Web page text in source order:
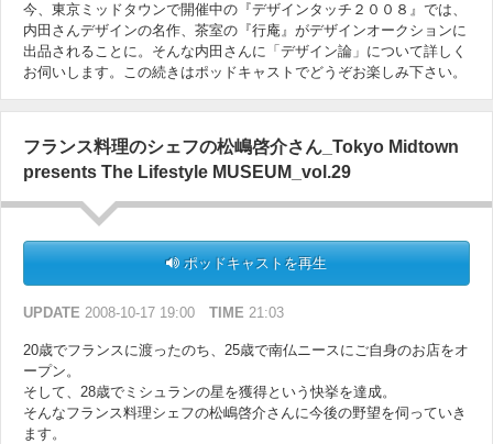
今、東京ミッドタウンで開催中の『デザインタッチ２００８』では、
内田さんデザインの名作、茶室の『行庵』がデザインオークションに
出品されることに。そんな内田さんに「デザイン論」について詳しく
お伺いします。この続きはポッドキャストでどうぞお楽しみ下さい。
フランス料理のシェフの松嶋啓介さん_Tokyo Midtown
presents The Lifestyle MUSEUM_vol.29
ポッドキャストを再生
UPDATE 2008-10-17 19:00 TIME 21:03
20歳でフランスに渡ったのち、25歳で南仏ニースにご自身のお店をオ
ープン。
そして、28歳でミシュランの星を獲得という快挙を達成。
そんなフランス料理シェフの松嶋啓介さんに今後の野望を伺っていき
ます。